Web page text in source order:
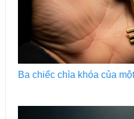
Ba chiếc chìa khóa của